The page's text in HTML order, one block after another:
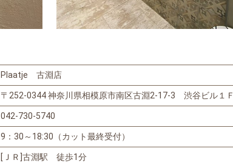
Plaatje 古淵店
〒252-0344神奈川県相模原市南区古淵2-17-3 渋谷ビル１Ｆ
042-730-5740
9：30～18:30（カット最終受付）
[ＪＲ]古淵駅 徒歩1分